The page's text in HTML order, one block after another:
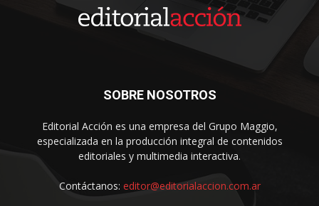
SOBRE NOSOTROS
Editorial Acción es una empresa del Grupo Maggio,
especializada en la producción integral de contenidos
editoriales y multimedia interactiva.
Contáctanos: editor@editorialaccion.com.ar